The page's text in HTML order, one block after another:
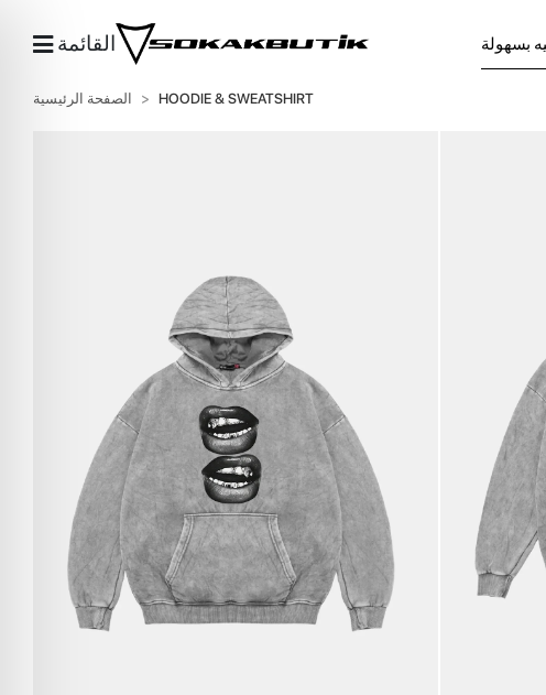
القائمة
الصفحة الرئيسية HOODIE & SWEATSHIRT